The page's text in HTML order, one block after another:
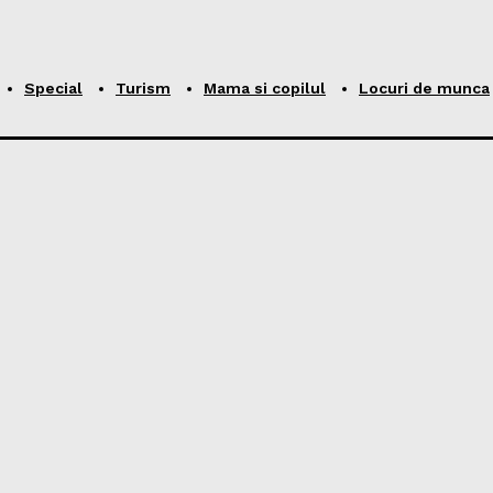
Special Turism Mama si copilul Locuri de munca